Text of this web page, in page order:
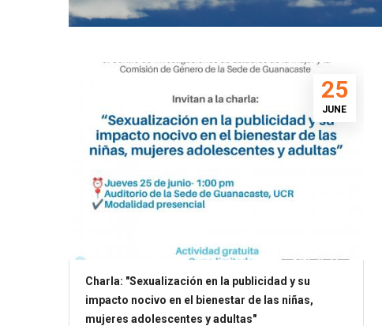
25
JUNE
Charla: "Sexualización en la publicidad y su
impacto nocivo en el bienestar de las niñas,
mujeres adolescentes y adultas"